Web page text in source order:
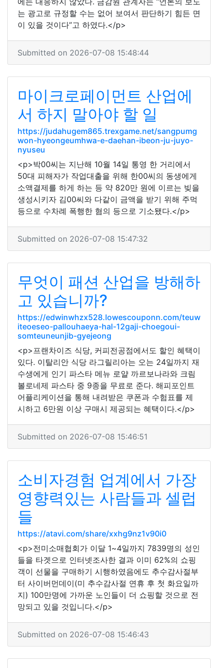
는 광고로 규정할 수는 없어 보여서 판단하기 힘든 면
이 있을 것이다”고 하였다.</p>
Submitted on 2026-07-08 15:48:44
마이크로페이먼트 산업에
서 하지 말아야 할 일
https://judahugem865.trexgame.net/sangpumg
won-hyeongeumhwa-e-daehan-ibeon-ju-juyo-
nyuseu
<p>박00씨는 지난해 10월 14일 통영 한 거리에서
50대 피해자가 작업대출을 위해 한00씨의 동생에게
소액결제를 하게 하는 등 약 820만 원에 이르는 빚을
생성시키자 김00씨와 다같이 금액을 받기 위해 주먹
등으로 수차례 폭행한 혐의 등으로 기소됐다.</p>
Submitted on 2026-07-08 15:47:32
무엇이 패션 산업을 방해하
고 있습니까?
https://edwinwhzx528.lowescouponn.com/teuw
iteoeseo-pallouhaeya-hal-12gaji-choegoui-
somteuneunjib-gyejeong
<p>프랜차이즈 식당, 커피전공점에서도 할인 혜택이
있다. 이탈리안 식당 라그릴리아는 오는 24일까지 재
수생에게 인기 파스타 메뉴 로얄 까르보나라와 크림
볼로네제 파스타 중 9종을 무료로 준다. 해피포인트
어플리케이션을 통해 내려받은 쿠폰과 수험표를 제
시하고 6만원 이상 구매시 제공되는 혜택이다.</p>
Submitted on 2026-07-08 15:46:51
소비자경험 업계에서 가장
영향력있는 사람들과 셀럽
들
https://atavi.com/share/xxhg9nz1v90i0
<p>전미소매협회가 이달 1~4일까지 7839명의 성인
들을 타겟으로 인터넷조사한 결과 이미 62%의 쇼핑
객이 선물을 구매하기 시행하였음에도 추수감사절부
터 사이버먼데이(미 추수감사절 연휴 후 첫 화요일까
지) 100만명에 가까운 노인들이 더 쇼핑할 것으로 전
망되고 있을 것입니다.</p>
Submitted on 2026-07-08 15:46:43